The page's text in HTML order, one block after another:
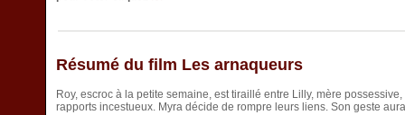
Résumé du film Les arnaqueurs
Roy, escroc à la petite semaine, est tiraillé entre Lilly, mère
rapports incestueux. Myra décide de rompre leurs liens. Son geste